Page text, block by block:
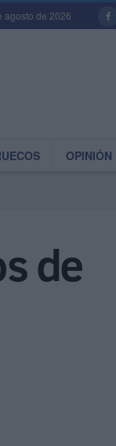
agosto de 2026
OPINIÓN
de